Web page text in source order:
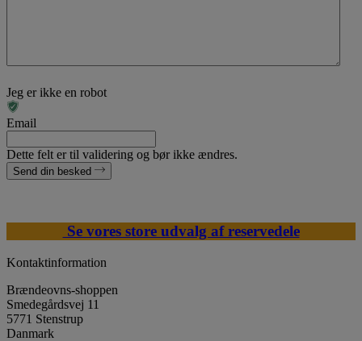
Jeg er ikke en robot
Email
Dette felt er til validering og bør ikke ændres.
Send din besked
Se vores store udvalg af reservedele
Kontaktinformation
Brændeovns-shoppen
Smedegårdsvej 11
5771 Stenstrup
Danmark